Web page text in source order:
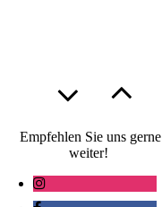
Empfehlen Sie uns gerne
weiter!